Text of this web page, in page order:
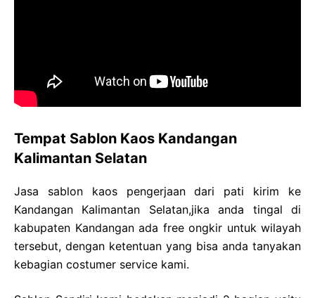
Tempat Sablon Kaos Kandangan
Kalimantan Selatan
Jasa sablon kaos pengerjaan dari pati kirim ke
Kandangan Kalimantan Selatan,jika anda tingal di
kabupaten Kandangan ada free ongkir untuk wilayah
tersebut, dengan ketentuan yang bisa anda tanyakan
kebagian costumer service kami.